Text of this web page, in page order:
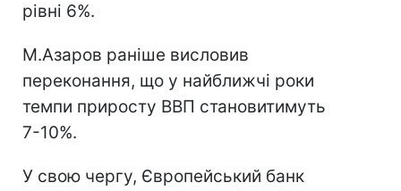
рівні 6%.
М.Азаров раніше висловив
переконання, що у найближчі роки
темпи приросту ВВП становитимуть
7-10%.
У свою чергу, Європейський банк